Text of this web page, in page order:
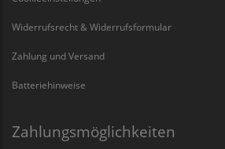
Widerrufsrecht & Widerrufsformular
Zahlung und Versand
Batteriehinweise
Zahlungsmöglichkeiten